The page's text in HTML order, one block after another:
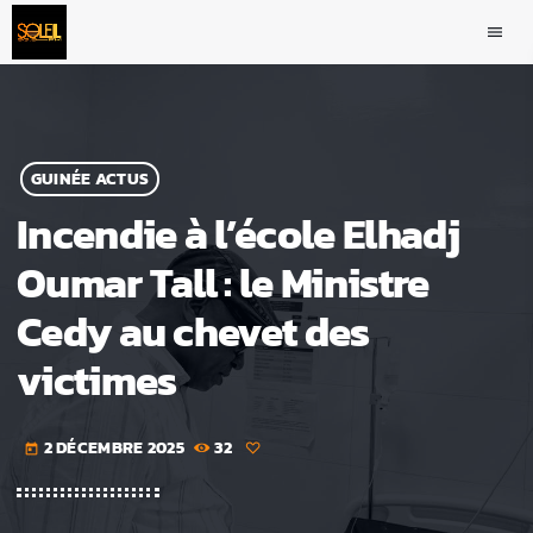
menu
GUINÉE ACTUS
Incendie à l’école Elhadj
Oumar Tall : le Ministre
Cedy au chevet des
victimes
today 2 DÉCEMBRE 2025 32